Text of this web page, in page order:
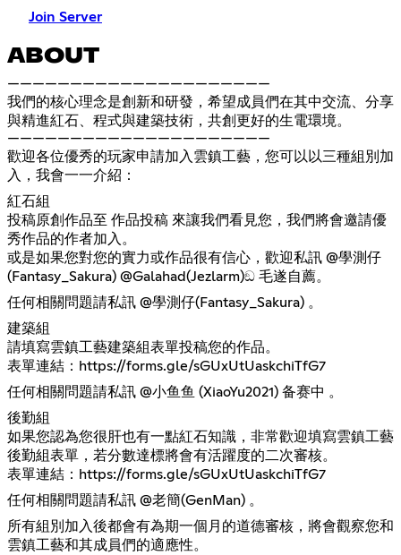
Join Server
ABOUT
—————————————————————
我們的核心理念是創新和研發，希望成員們在其中交流、分享
與精進紅石、程式與建築技術，共創更好的生電環境。
—————————————————————
歡迎各位優秀的玩家申請加入雲鎮工藝，您可以以三種組別加
入，我會一一介紹：
紅石組
投稿原創作品至 ⁠作品投稿 來讓我們看見您，我們將會邀請優
秀作品的作者加入。
或是如果您對您的實力或作品很有信心，歡迎私訊 @學測仔
(Fantasy_Sakura) @Galahad(Jezlarm)ඞ 毛遂自薦。
任何相關問題請私訊 @學測仔(Fantasy_Sakura) 。
建築組
請填寫雲鎮工藝建築組表單投稿您的作品。
表單連結： https://forms.gle/sGUxUtUaskchiTfG7
任何相關問題請私訊 @小鱼鱼 (XiaoYu2021) 备赛中 。
後勤組
如果您認為您很肝也有一點紅石知識，非常歡迎填寫雲鎮工藝
後勤組表單，若分數達標將會有活躍度的二次審核。
表單連結： https://forms.gle/sGUxUtUaskchiTfG7
任何相關問題請私訊 @老簡(GenMan) 。
所有組別加入後都會有為期一個月的道德審核，將會觀察您和
雲鎮工藝和其成員們的適應性。